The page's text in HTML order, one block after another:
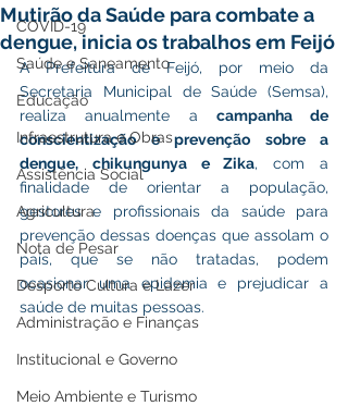
COVID-19
Saúde e Saneamento
Educação
Infraestrutura e Obras
Assistência Social
Agricultura
Nota de Pesar
Desporto Cultura e Lazer
Administração e Finanças
Institucional e Governo
Meio Ambiente e Turismo
Mutirão da Saúde para combate a
dengue, inicia os trabalhos em Feijó
A Prefeitura de Feijó, por meio da
Secretaria Municipal de Saúde (Semsa),
realiza anualmente a campanha de
conscientização e prevenção sobre a
dengue, chikungunya e Zika, com a
finalidade de orientar a população,
gestores e profissionais da saúde para
prevenção dessas doenças que assolam o
país, que se não tratadas, podem
ocasionar uma epidemia e prejudicar a
saúde de muitas pessoas.